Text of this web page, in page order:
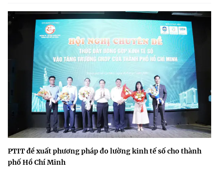
PTIT đề xuất phương pháp đo lường kinh tế số cho thành
phố Hồ Chí Minh